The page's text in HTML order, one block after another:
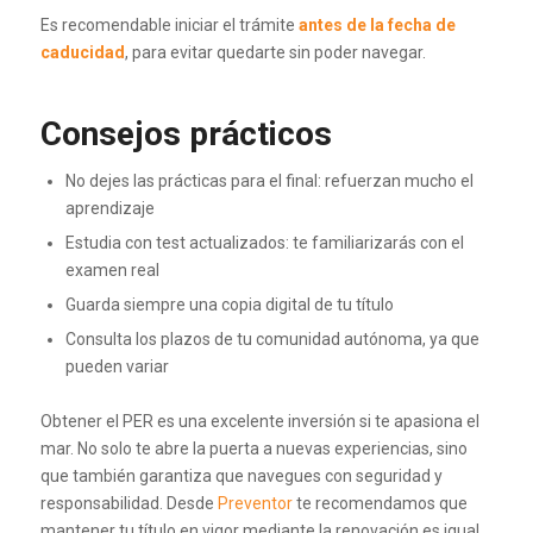
Es recomendable iniciar el trámite antes de la fecha de
caducidad, para evitar quedarte sin poder navegar.
Consejos prácticos
No dejes las prácticas para el final: refuerzan mucho el
aprendizaje
Estudia con test actualizados: te familiarizarás con el
examen real
Guarda siempre una copia digital de tu título
Consulta los plazos de tu comunidad autónoma, ya que
pueden variar
Obtener el PER es una excelente inversión si te apasiona el
mar. No solo te abre la puerta a nuevas experiencias, sino
que también garantiza que navegues con seguridad y
responsabilidad. Desde Preventorte recomendamos que